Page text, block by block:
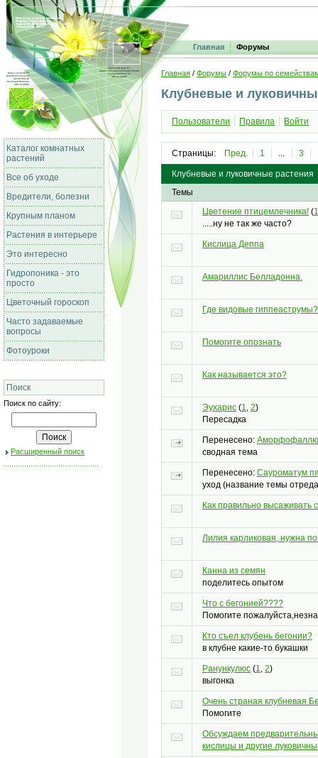
Главная Форумы
Каталог комнатных
растений
Все об уходе
Вредители, болезни
Крупным планом
Растения в интерьере
Это интересно
Гидропоника - это
просто
Цветочный гороскоп
Часто задаваемые
вопросы
Фотоуроки
Поиск
Поиск по сайту:
Расширенный поиск
Главная / Форумы / Форумы по
Клубневые и
Пользователи Правила Войти
Страницы: Пред. 1 ... 3
Клубневые и луковичные растения
Темы
Цветение птицемлечника! (1
.....ну не так же часто?
Кислица Деппа
Амариллис Белладонна.
Где видовые гиппеаструмы?
Помогите опознать
Как называется это?
Эухарис (1, 2)
Пересадка
Перенесено:
сводная тема
Перенесено: Сауроматум
уход (название темы
Как правильно высаживать
Лилия карликовая, нужна
Канна из семян
поделитесь опытом
Что с бегонией????
Помогите
Кто съел клубень бегонии?
в клубне какие-то букашки
Ранункулюс (1, 2)
выгонка
Очень страная клубневая
Помогите
Обсуждаем
кислицы и другие